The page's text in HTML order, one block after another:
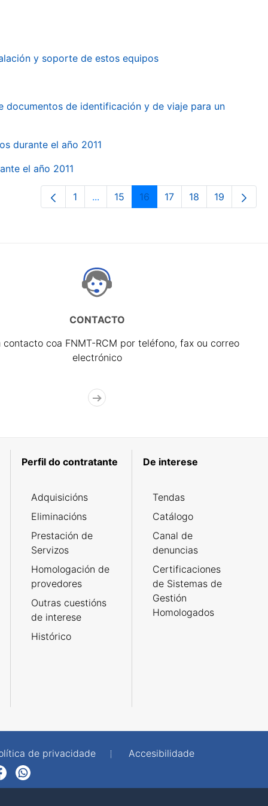
y soporte de estos equipos
de identificación y de viaje para un
durante el año 2011
el año 2011
Páxina
1 ...Páxinas intermedias Use pestaña
Páxina
15 Páxina
16 Páxina
17 Páxina
18 Páxina
19
CONTACTO
contacto coa FNMT-RCM por teléfono, fax ou correo
electrónico
Perfil do contratante
Adquisicións
Eliminacións
Prestación de
Servizos
Homologación de
provedores
Outras cuestións
de interese
Histórico
De interese
Tendas
Catálogo
Canal de
denuncias
Certificaciones
de Sistemas de
Gestión
Homologados
de privacidade
Accesibilidade